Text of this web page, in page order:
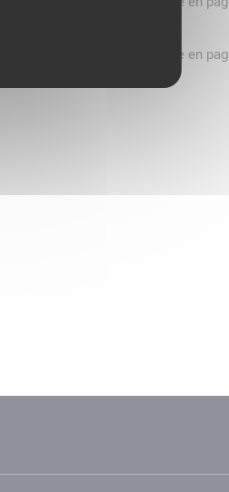
consultez le message en